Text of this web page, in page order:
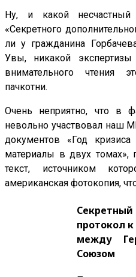
Ну, и какой несчастный
«Секретного
ли у гражданина
Увы, никакой
внимательного чтения
пачкотни.
Очень неприятно, что в
невольно участвовал наш
документов «Год
материалы в двух томах»,
текст, источником
американская фотокопия,
протокол
между
Союзом